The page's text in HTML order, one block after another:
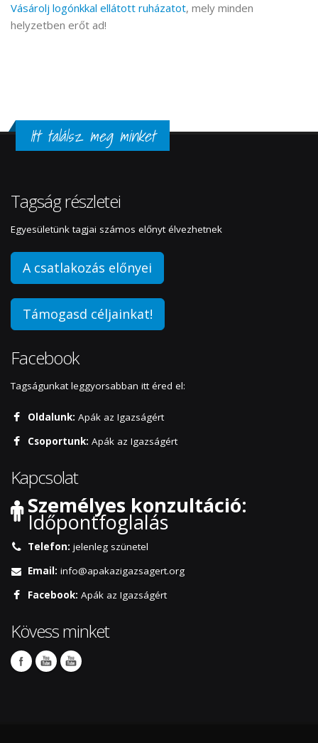
Vásárolj logónkkal ellátott ruházatot, mely minden
helyzetben erőt ad!
Itt találsz meg minket
Tagság részletei
Egyesületünk tagjai számos előnyt élvezhetnek
A csatlakozás előnyei
Támogasd céljainkat!
Facebook
Tagságunkat leggyorsabban itt éred el:
Oldalunk: Apák az Igazságért
Csoportunk: Apák az Igazságért
Kapcsolat
Személyes konzultáció:
Időpontfoglalás
Telefon: jelenleg szünetel
Email: info@apakazigazsagert.org
Facebook: Apák az Igazságért
Kövess minket